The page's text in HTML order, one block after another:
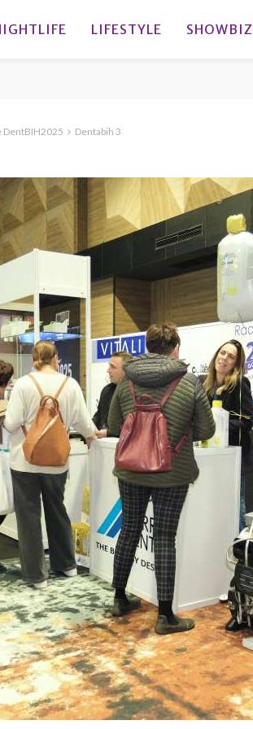
LIFESTYLE SHOWBIZ
DentBIH2025 Dentabih 3